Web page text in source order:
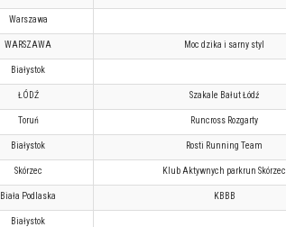
Warszawa
WARSZAWA Moc dzika i sarny styl
Białystok
ŁÓDŹ Szakale Bałut Łódź
Toruń Runcross Rozgarty
Białystok Rosti Running Team
Skórzec Klub Aktywnych parkrun Skórzec
Biała Podlaska KBBB
Białystok